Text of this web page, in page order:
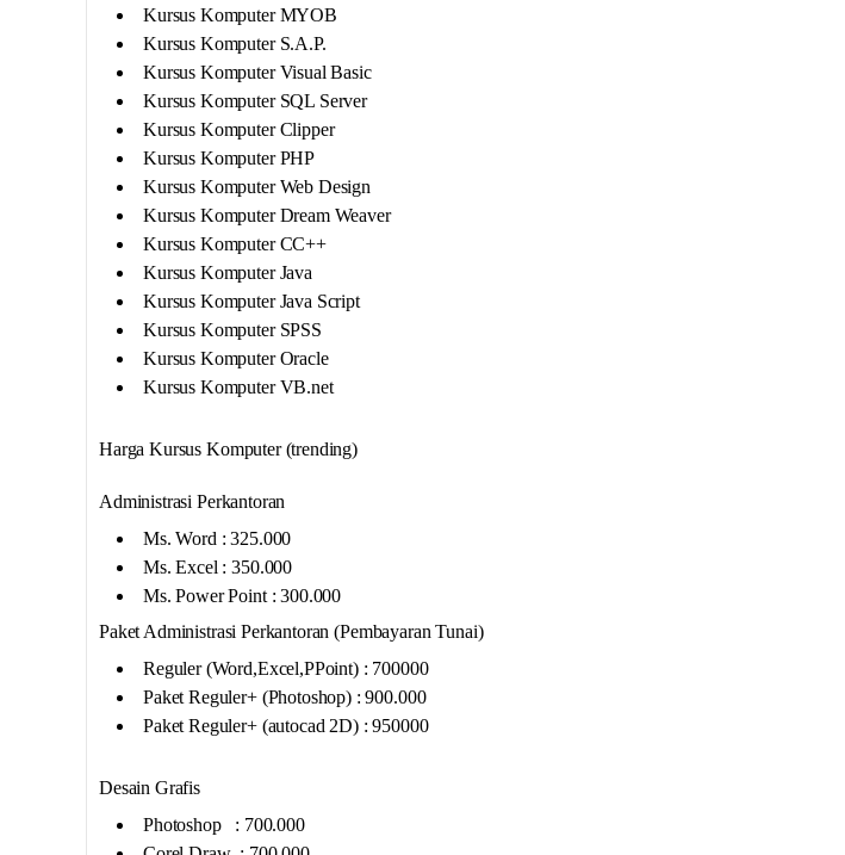
Kursus Komputer MYOB
Kursus Komputer S.A.P.
Kursus Komputer Visual Basic
Kursus Komputer SQL Server
Kursus Komputer Clipper
Kursus Komputer PHP
Kursus Komputer Web Design
Kursus Komputer Dream Weaver
Kursus Komputer CC++
Kursus Komputer Java
Kursus Komputer Java Script
Kursus Komputer SPSS
Kursus Komputer Oracle
Kursus Komputer VB.net
Harga Kursus Komputer (trending)
Administrasi Perkantoran
Ms. Word : 325.000
Ms. Excel : 350.000
Ms. Power Point : 300.000
Paket Administrasi Perkantoran (Pembayaran Tunai)
Reguler (Word,Excel,PPoint) : 700000
Paket Reguler+ (Photoshop) : 900.000
Paket Reguler+ (autocad 2D) : 950000
Desain Grafis
Photoshop : 700.000